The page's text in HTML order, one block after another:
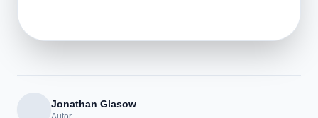
Jonathan Glasow